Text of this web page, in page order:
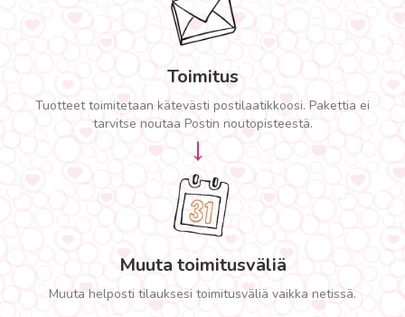
Toimitus
Tuotteet toimitetaan kätevästi postilaatikkoosi. Pakettia ei
tarvitse noutaa Postin noutopisteestä.
→
Muuta toimitusväliä
Muuta helposti tilauksesi toimitusväliä vaikka netissä.